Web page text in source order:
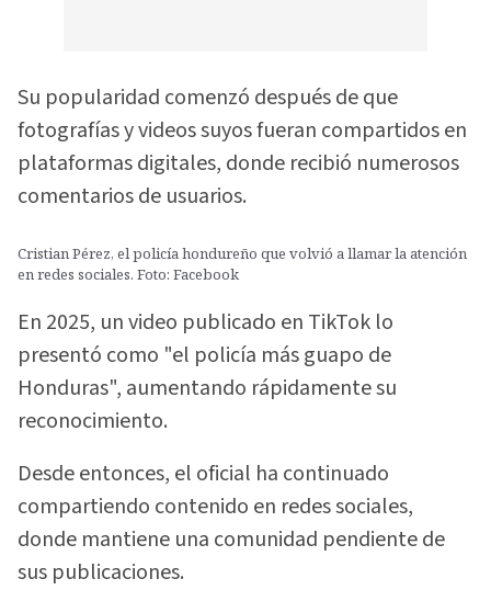
Su popularidad comenzó después de que
fotografías y videos suyos fueran compartidos en
plataformas digitales, donde recibió numerosos
comentarios de usuarios.
Cristian Pérez, el policía hondureño que volvió a llamar la atención
en redes sociales. Foto: Facebook
En 2025, un video publicado en TikTok lo
presentó como "el policía más guapo de
Honduras", aumentando rápidamente su
reconocimiento.
Desde entonces, el oficial ha continuado
compartiendo contenido en redes sociales,
donde mantiene una comunidad pendiente de
sus publicaciones.